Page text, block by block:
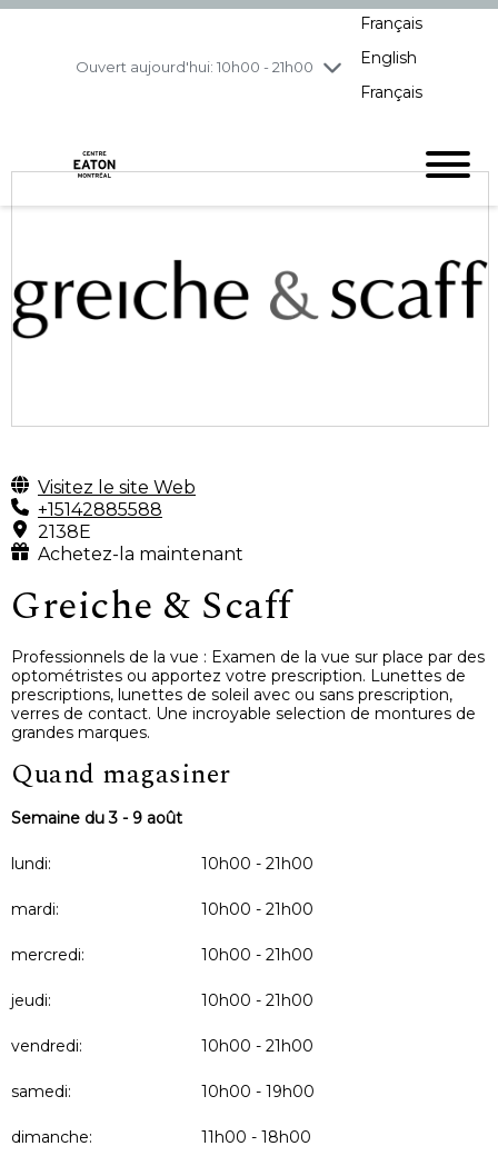
Ouvert aujourd'hui: 10h00 - 21h00
vendredi8/7
10h00 - 21h00
Français
English
Français
Visitez le site Web
+15142885588
2138E
Achetez-la maintenant
Greiche & Scaff
Professionnels de la vue : Examen de la vue sur place par des
optométristes ou apportez votre prescription. Lunettes de
prescriptions, lunettes de soleil avec ou sans prescription,
verres de contact. Une incroyable selection de montures de
grandes marques.
Quand magasiner
Semaine du 3 - 9 août
lundi: 10h00 - 21h00
mardi: 10h00 - 21h00
mercredi: 10h00 - 21h00
jeudi: 10h00 - 21h00
vendredi: 10h00 - 21h00
samedi: 10h00 - 19h00
dimanche: 11h00 - 18h00